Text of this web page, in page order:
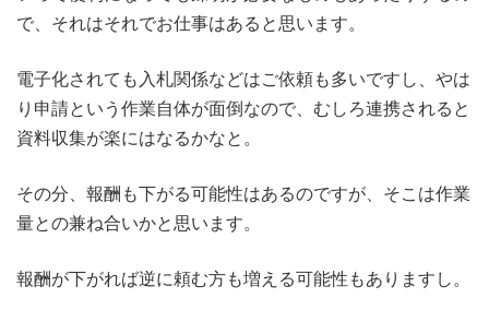
で、それはそれでお仕事はあると思います。
電子化されても入札関係などはご依頼も多いですし、やは
り申請という作業自体が面倒なので、むしろ連携されると
資料収集が楽にはなるかなと。
その分、報酬も下がる可能性はあるのですが、そこは作業
量との兼ね合いかと思います。
報酬が下がれば逆に頼む方も増える可能性もありますし。